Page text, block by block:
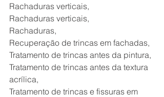
Rachaduras verticais,
Rachaduras verticais,
Rachaduras,
Recuperação de trincas em fachadas,
Tratamento de trincas antes da pintura,
Tratamento de trincas antes da textura
acrílica,
Tratamento de trincas e fissuras em